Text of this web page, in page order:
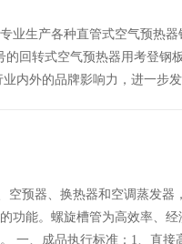
业生产各种直管式空气预热
回转式空气预热器用考登钢
内外的品牌影响力，进一步
空预器、换热器和空调蒸发器
功能。螺旋槽管为高效率、
一、成品执行标准：1、直